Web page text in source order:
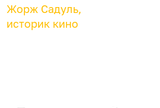
Жорж Садуль,
историк кино